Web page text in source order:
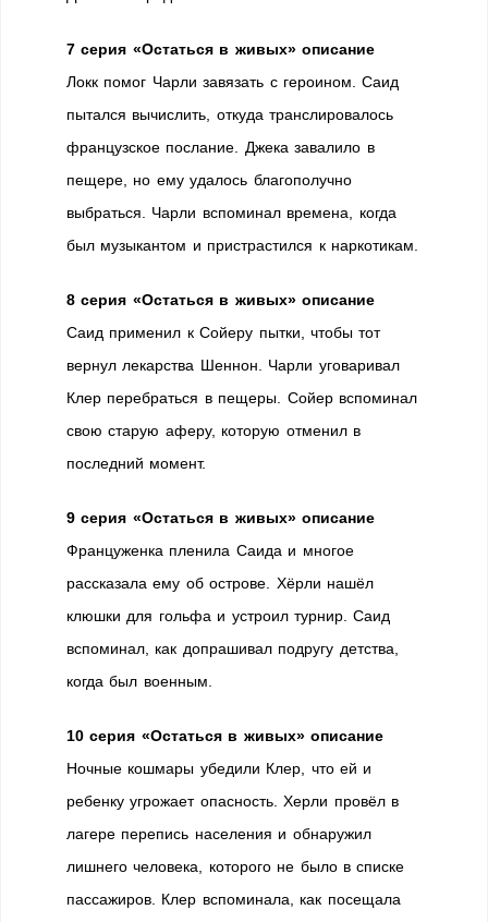
7 серия «Остаться в живых» описание
Локк помог Чарли завязать с героином. Саид
пытался вычислить, откуда транслировалось
французское послание. Джека завалило в
пещере, но ему удалось благополучно
выбраться. Чарли вспоминал времена, когда
был музыкантом и пристрастился к наркотикам.
8 серия «Остаться в живых» описание
Саид применил к Сойеру пытки, чтобы тот
вернул лекарства Шеннон. Чарли уговаривал
Клер перебраться в пещеры. Сойер вспоминал
свою старую аферу, которую отменил в
последний момент.
9 серия «Остаться в живых» описание
Француженка пленила Саида и многое
рассказала ему об острове. Хёрли нашёл
клюшки для гольфа и устроил турнир. Саид
вспоминал, как допрашивал подругу детства,
когда был военным.
10 серия «Остаться в живых» описание
Ночные кошмары убедили Клер, что ей и
ребенку угрожает опасность. Херли провёл в
лагере перепись населения и обнаружил
лишнего человека, которого не было в списке
пассажиров. Клер вспоминала, как посещала